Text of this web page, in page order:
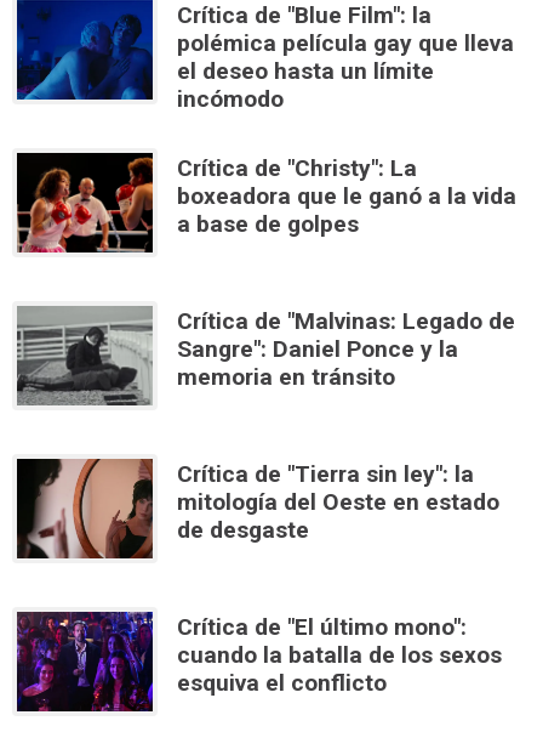
Crítica de "Blue Film": la
polémica película gay que lleva
el deseo hasta un límite
incómodo
Crítica de "Christy": La
boxeadora que le ganó a la vida
a base de golpes
Crítica de "Malvinas: Legado de
Sangre": Daniel Ponce y la
memoria en tránsito
Crítica de "Tierra sin ley": la
mitología del Oeste en estado
de desgaste
Crítica de "El último mono":
cuando la batalla de los sexos
esquiva el conflicto